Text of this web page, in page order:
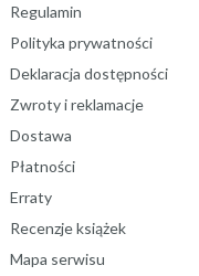
Regulamin
Polityka prywatności
Deklaracja dostępności
Zwroty i reklamacje
Dostawa
Płatności
Erraty
Recenzje książek
Mapa serwisu